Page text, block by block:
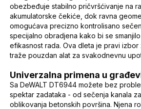
obezbeđuje stabilno pričvršćivanje na
akumulatorske čekiće, dok ravna
omogućava precizno kontrolisano
specijalno obradjena kako bi se
efikasnost rada. Ova dleta je pravi
traže pouzdan alat za svakodnevnu
Univerzalna primena u
Sa DeWALT DT6944 možete bez
spektar zadataka - od sečenja kanala
oblikovanja betonskih površina. Njena